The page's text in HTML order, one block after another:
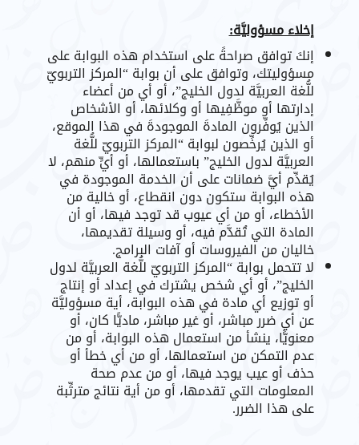
إخلاء مسؤوليَّة:
إنكَ توافق صراحةً على استخدام هذه البوابة على
مسؤوليتك، وتوافق على أن بوابة “المركز التربويّ
للُّغة العربيَّة لدول الخليج”، أو أي من أعضاء
إدارتها أو موظَّفِيها أو وكلائها، أو الأشخاص
الذين يُوفِّرون المادةَ الموجودةَ في هذا الموقع،
أو الذين يُرخِّصون لبوابة “المركز التربويّ للُّغة
العربيَّة لدول الخليج” باستعمالها، أو أيٍّ منهم، لا
يُقدِّم أيَّ ضمانات على أن الخدمة الموجودة في
هذه البوابة ستكون دون انقطاع، أو خالية من
الأخطاء، أو من أي عيوب قد توجد فيها، أو أن
المادة التي تُقدَّم فيه، أو وسيلة تقديمها،
خاليان من الفيروسات أو آفات البرامج.
لا تتحمل بوابة “المركز التربويّ للُّغة العربيَّة لدول
الخليج”، أو أي شخص يشترك في إعداد أو إنتاج
أو توزيع أي مادة في هذه البوابة، أية مسؤوليَّة
عن أي ضرر مباشر، أو غير مباشر، ماديًّا كان، أو
معنويًّا، ينشأ من استعمال هذه البوابة، أو من
عدم التمكن من استعمالها، أو من أي خطأ أو
حذف أو عيب يوجد فيها، أو من عدم صحة
المعلومات التي تقدمها، أو من أية نتائج مترتِّبة
على هذا الضرر.